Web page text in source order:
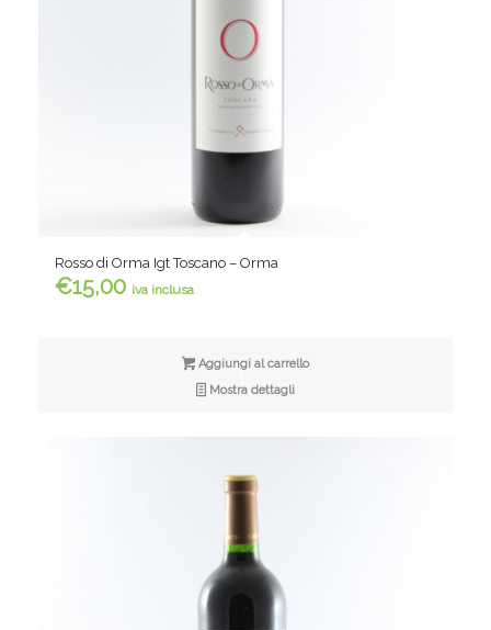
Rosso di Orma Igt Toscano – Orma
€15,00 iva inclusa
Aggiungi al carrello
Mostra dettagli